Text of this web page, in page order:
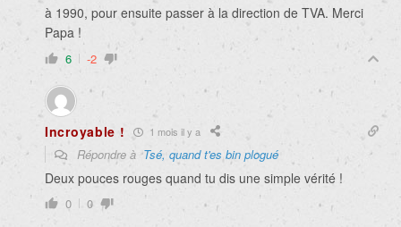
à 1990, pour ensuite passer à la direction de TVA. Merci
Papa !
6 -2
Incroyable ! 1 mois il y a
Répondre àTsé, quand t'es bin plogué
Deux pouces rouges quand tu dis une simple vérité !
0 0